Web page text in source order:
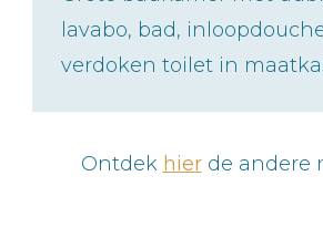
lavabo, bad,
verdoken toilet in
Ontdek hierde andere